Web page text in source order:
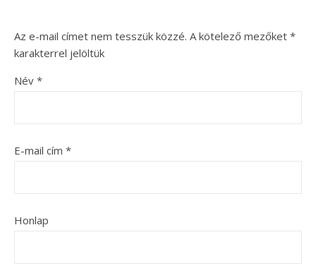
Az e-mail címet nem tesszük közzé. A kötelező mezőket *
karakterrel jelöltük
Név *
E-mail cím *
Honlap